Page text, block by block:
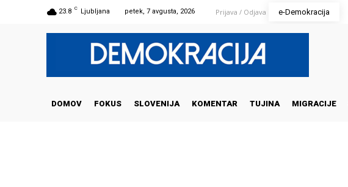
23.8 C Ljubljana petek, 7 avgusta, 2026 Prijava / Odjava e-Demokracija
DOMOV FOKUS SLOVENIJA KOMENTAR TUJINA MIGRACIJE